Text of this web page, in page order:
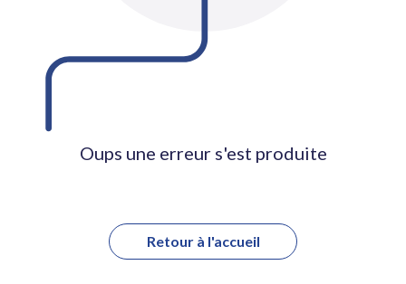
Oups une erreur s'est produite
Retour à l'accueil